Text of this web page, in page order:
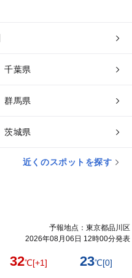
千葉県
群馬県
茨城県
近くのスポットを探す
予報地点：東京都品川区
2026年08月06日 12時00分発表
32℃[+1] 23℃[0]